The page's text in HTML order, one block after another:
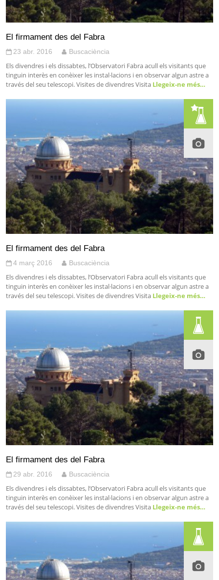
El firmament des del Fabra
23 abr. 2016 Buscaciència
Els divendres i els dissabtes, l’Observatori Fabra acull els visitants que
tinguin interès en conèixer les instal·lacions i en observar algun astre a
través del seu telescopi. Visites de divendres Visita Llegeix-ne més…
El firmament des del Fabra
4 març 2016 Buscaciència
Els divendres i els dissabtes, l’Observatori Fabra acull els visitants que
tinguin interès en conèixer les instal·lacions i en observar algun astre a
través del seu telescopi. Visites de divendres Visita Llegeix-ne més…
El firmament des del Fabra
29 abr. 2016 Buscaciència
Els divendres i els dissabtes, l’Observatori Fabra acull els visitants que
tinguin interès en conèixer les instal·lacions i en observar algun astre a
través del seu telescopi. Visites de divendres Visita Llegeix-ne més…